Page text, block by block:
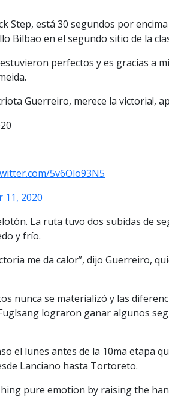
Step, está 30 segundos por
Bilbao en el segundo sitio de la
perfectos y es gracias a
Guerreiro, merece la victoria!,
5v6Olo93N5
11, 2020
La ruta tuvo dos subidas de
y frío.
me da calor”, dijo Guerreiro,
nunca se materializó y las
lograron ganar algunos
el lunes antes de la 10ma etapa
Lanciano hasta Tortoreto.
pure emotion by raising the